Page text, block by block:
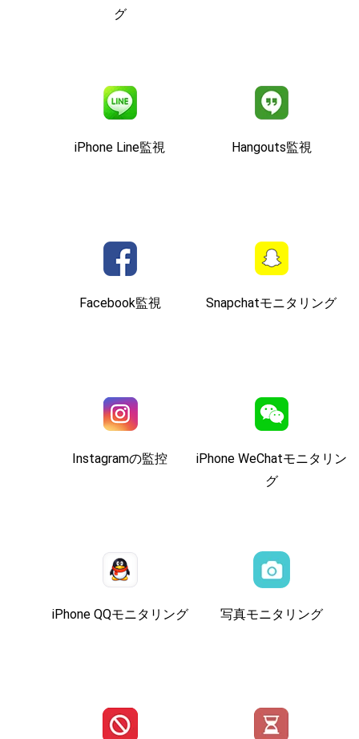
グ
iPhone Line監視 Hangouts監視
Facebook監視 Snapchatモニタリング
Instagramの監控
iPhone WeChatモニタリン
グ
iPhone QQモニタリング 写真モニタリング